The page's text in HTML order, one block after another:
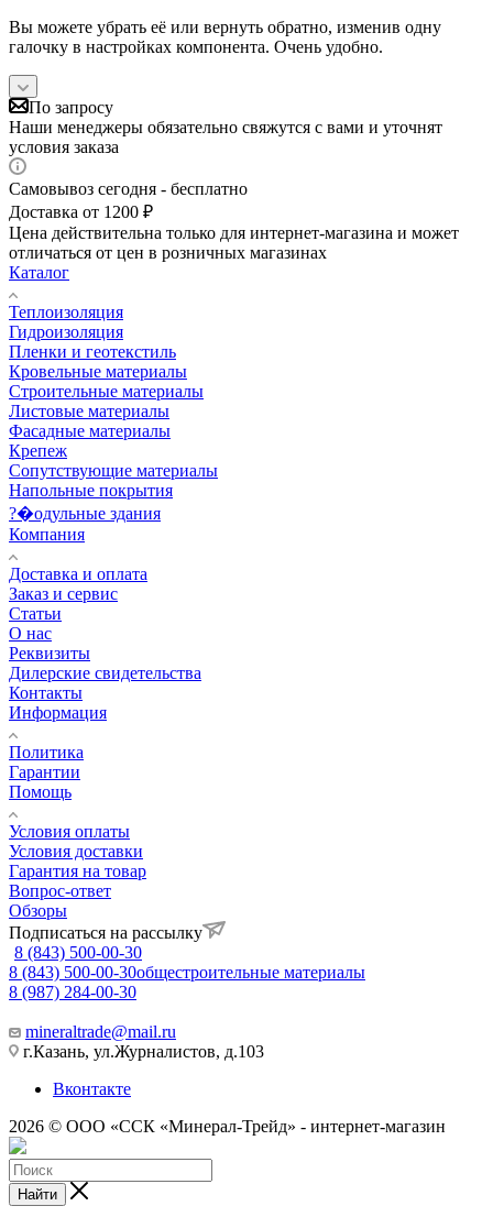
Вы можете убрать её или вернуть обратно, изменив одну
галочку в настройках компонента. Очень удобно.
По запросу
Наши менеджеры обязательно свяжутся с вами и уточнят
условия заказа
Самовывоз сегодня - бесплатно
Доставка от 1200 ₽
Цена действительна только для интернет-магазина и может
отличаться от цен в розничных магазинах
Каталог
Теплоизоляция
Гидроизоляция
Пленки и геотекстиль
Кровельные материалы
Строительные материалы
Листовые материалы
Фасадные материалы
Крепеж
Сопутствующие материалы
Напольные покрытия
?�одульные здания
Компания
Доставка и оплата
Заказ и сервис
Статьи
О нас
Реквизиты
Дилерские свидетельства
Контакты
Информация
Политика
Гарантии
Помощь
Условия оплаты
Условия доставки
Гарантия на товар
Вопрос-ответ
Обзоры
Подписаться на рассылку
8 (843) 500-00-30
8 (843) 500-00-30общестроительные материалы
8 (987) 284-00-30
mineraltrade@mail.ru
г.Казань, ул.Журналистов, д.103
Вконтакте
2026 © ООО «ССК «Минерал-Трейд» - интернет-магазин
Найти